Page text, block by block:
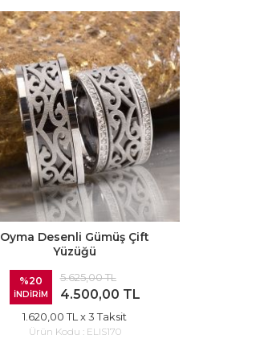
Oyma Desenli Gümüş Çift
Yüzüğü
%20
İNDİRİM
5.625,00 TL
4.500,00 TL
1.620,00 TL x 3 Taksit
Ürün Kodu : ELIS170